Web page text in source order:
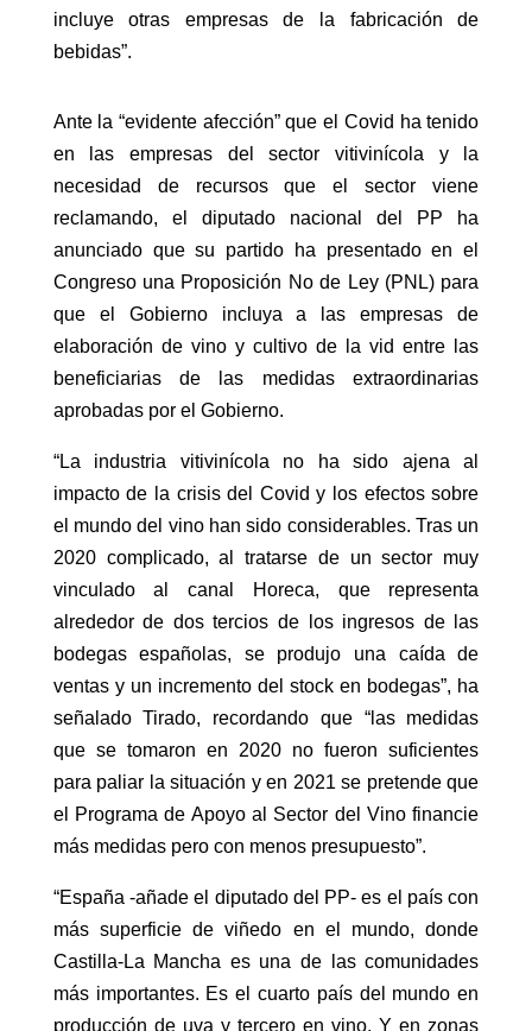
incluye otras empresas de la fabricación de
bebidas”.
Ante la “evidente afección” que el Covid ha tenido
en las empresas del sector vitivinícola y la
necesidad de recursos que el sector viene
reclamando, el diputado nacional del PP ha
anunciado que su partido ha presentado en el
Congreso una Proposición No de Ley (PNL) para
que el Gobierno incluya a las empresas de
elaboración de vino y cultivo de la vid entre las
beneficiarias de las medidas extraordinarias
aprobadas por el Gobierno.
“La industria vitivinícola no ha sido ajena al
impacto de la crisis del Covid y los efectos sobre
el mundo del vino han sido considerables. Tras un
2020 complicado, al tratarse de un sector muy
vinculado al canal Horeca, que representa
alrededor de dos tercios de los ingresos de las
bodegas españolas, se produjo una caída de
ventas y un incremento del stock en bodegas”, ha
señalado Tirado, recordando que “las medidas
que se tomaron en 2020 no fueron suficientes
para paliar la situación y en 2021 se pretende que
el Programa de Apoyo al Sector del Vino financie
más medidas pero con menos presupuesto”.
“España -añade el diputado del PP- es el país con
más superficie de viñedo en el mundo, donde
Castilla-La Mancha es una de las comunidades
más importantes. Es el cuarto país del mundo en
producción de uva y tercero en vino. Y en zonas